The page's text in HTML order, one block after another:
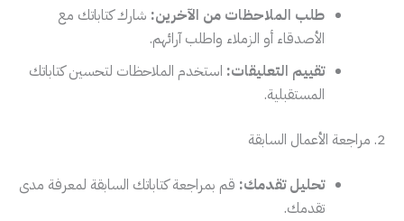
طلب الملاحظات من الآخرين: شارك كتاباتك مع
الأصدقاء أو الزملاء واطلب آرائهم.
تقييم التعليقات: استخدم الملاحظات لتحسين كتاباتك
المستقبلية.
2. مراجعة الأعمال السابقة
تحليل تقدمك: قم بمراجعة كتاباتك السابقة لمعرفة مدى
تقدمك.